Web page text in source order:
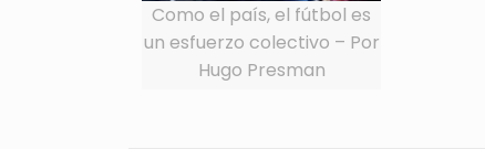
Como el país, el fútbol es
un esfuerzo colectivo – Por
Hugo Presman